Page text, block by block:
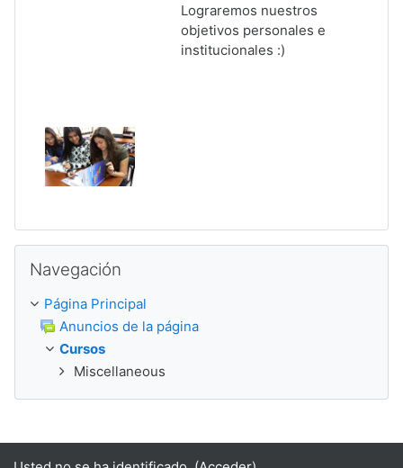
Lograremos nuestros
objetivos personales e
institucionales :)
Navegación
Página Principal
Anuncios de la página
Cursos
Miscellaneous